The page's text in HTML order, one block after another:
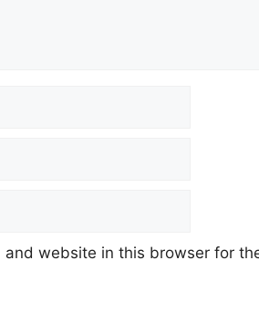
and website in this browser for